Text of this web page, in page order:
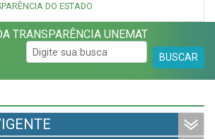
DO ESTADO
TRANSPARÊNCIA UNEMAT
BUSCAR